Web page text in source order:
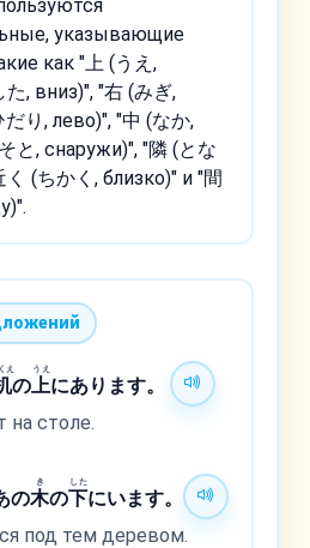
указывающие
как "上 (うえ,
, вниз)", "右 (みぎ,
り, лево)", "中 (なか,
と, снаружи)", "隣 (とな
く (ちかく, близко)" и "間
え
の上
うえ
にあります。
на столе.
の木
き
の下
した
にいます。
под тем деревом.